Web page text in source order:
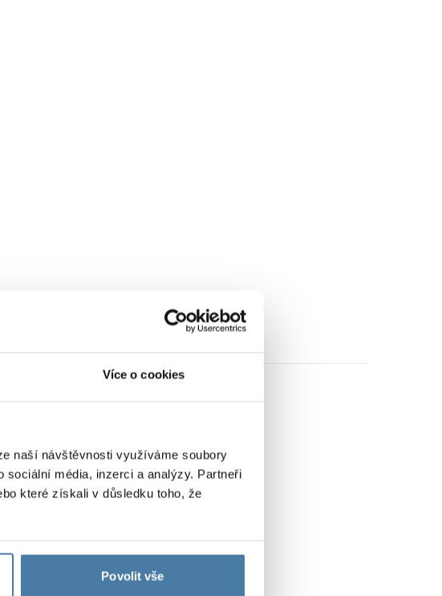
Více o cookies
naší návštěvnosti využíváme soubory
média, inzerci a analýzy. Partneři
které získali v důsledku toho, že
Povolit vše